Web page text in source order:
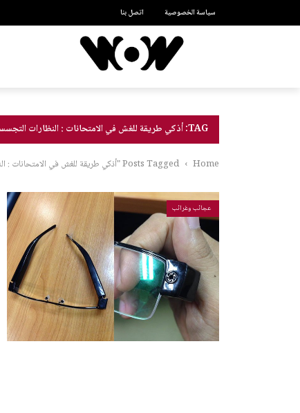
سياسة الخصوصية اتصل بنا
TAG: أذكي طريقة للغش في الامتحانات : النظارات التجسسية !!!
Home
› Posts Tagged "أذكي طريقة للغش في الامتحانات : النظارات التجسسية !!!"
عجائب وغرائب